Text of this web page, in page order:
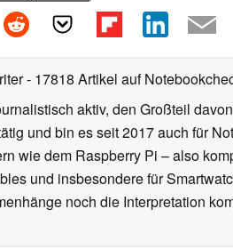
- 17818 Artikel auf
aktiv, den Großteil
und bin es seit 2017 auch für
wie dem Raspberry Pi – also
und insbesondere für
noch die Interpretation